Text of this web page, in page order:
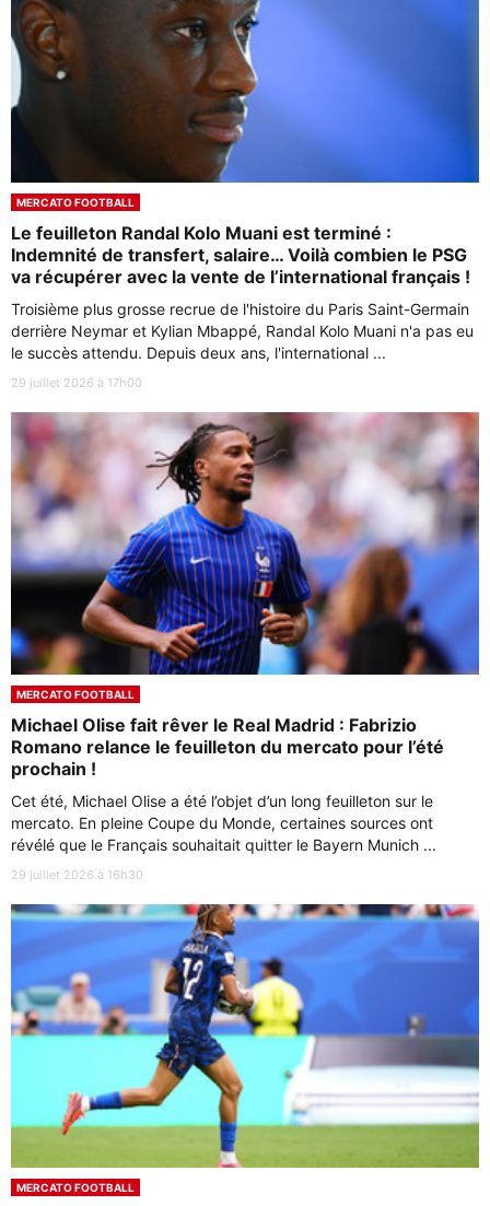
MERCATO FOOTBALL
Le feuilleton Randal Kolo Muani est terminé :
Indemnité de transfert, salaire… Voilà combien le PSG
va récupérer avec la vente de l’international français !
Troisième plus grosse recrue de l'histoire du Paris Saint-Germain
derrière Neymar et Kylian Mbappé, Randal Kolo Muani n'a pas eu
le succès attendu. Depuis deux ans, l'international ...
29 juillet 2026 à 17h00
MERCATO FOOTBALL
Michael Olise fait rêver le Real Madrid : Fabrizio
Romano relance le feuilleton du mercato pour l’été
prochain !
Cet été, Michael Olise a été l’objet d’un long feuilleton sur le
mercato. En pleine Coupe du Monde, certaines sources ont
révélé que le Français souhaitait quitter le Bayern Munich ...
29 juillet 2026 à 16h30
MERCATO FOOTBALL